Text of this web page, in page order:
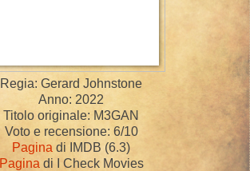
Regia: Gerard Johnstone
Anno: 2022
Titolo originale: M3GAN
Voto e recensione: 6/10
Pagina di IMDB (6.3)
Pagina di I Check Movies